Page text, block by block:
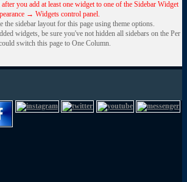
you add at least one widget to one of the Sidebar Widget
→ Widgets control panel.
the sidebar layout for this page using theme options.
widgets, be sure you've not hidden all sidebars on the Per
switch this page to One Column.